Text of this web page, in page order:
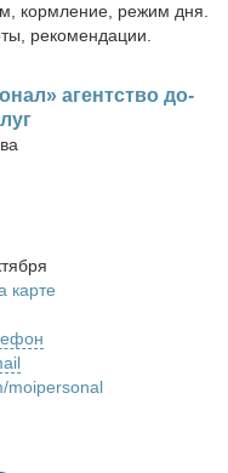
кормление, режим дня.
рекомендации.
агент­ство до­
карте
moipersonal